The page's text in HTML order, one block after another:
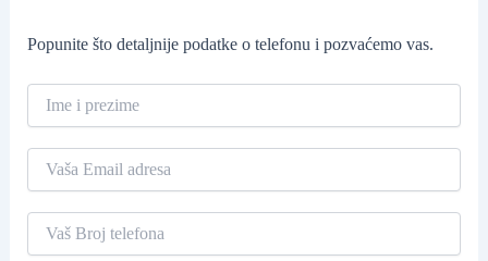
Popunite što detaljnije podatke o telefonu i pozvaćemo vas.